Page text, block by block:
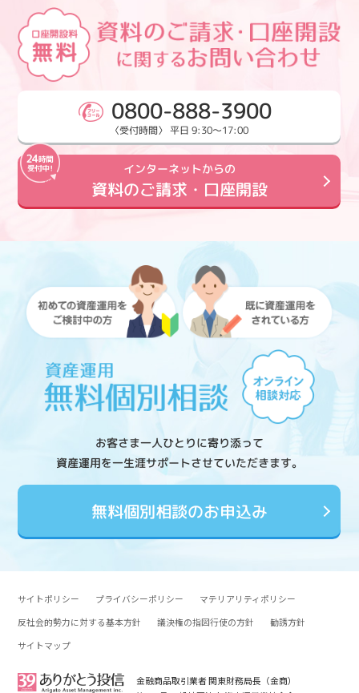
0800-888-3900
〈受付時間〉 平日 9:30～17:00
インターネットからの
資料のご請求・口座開設
お客さま一人ひとりに寄り添って
資産運用を一生涯サポートさせていただきます。
無料個別相談のお申込み
サイトポリシー プライバシーポリシー
マテリアリティポリシー
反社会的勢力に対する基本方針
議決権の指図行使の方針
勧誘方針
サイトマップ
金融商品取引業者 関東財務局長（金商）